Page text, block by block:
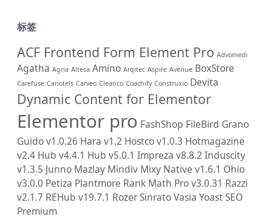
标签
ACF Frontend Form Element Pro Advomedi
Agatha Agria Altesa Amino Arqitec Aspire Avenue BoxStore
Carefuse Cariotels Carveo Cleanco Coachify Construxio Devita
Dynamic Content for Elementor
Elementor pro FashShop FileBird Grano
Guido v1.0.26 Hara v1.2 Hostco v1.0.3 Hotmagazine
v2.4 Hub v4.4.1 Hub v5.0.1 Impreza v8.8.2 Induscity
v1.3.5 Junno Mazlay Mindiv Mixy Native v1.6.1 Ohio
v3.0.0 Petiza Plantmore Rank Math Pro v3.0.31 Razzi
v2.1.7 REHub v19.7.1 RozerSinratoVasia Yoast SEO
Premium